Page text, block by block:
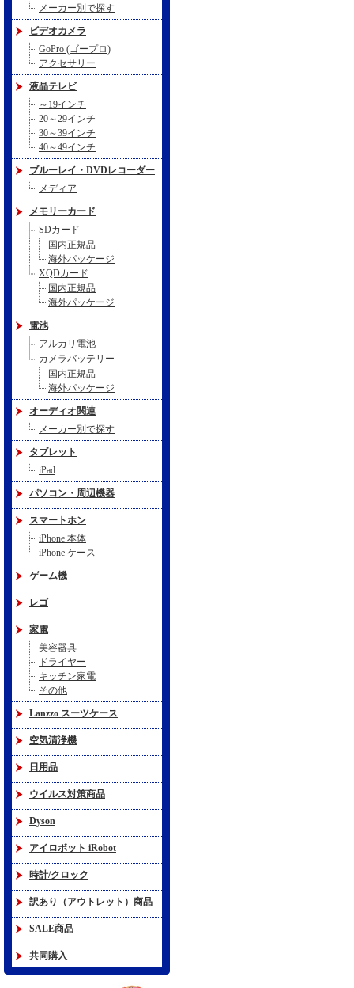
メーカー別で探す
ビデオカメラ
GoPro (ゴープロ)
アクセサリー
液晶テレビ
～19インチ
20～29インチ
30～39インチ
40～49インチ
ブルーレイ・DVDレコーダー
メディア
メモリーカード
SDカード
国内正規品
海外パッケージ
XQDカード
国内正規品
海外パッケージ
電池
アルカリ電池
カメラバッテリー
国内正規品
海外パッケージ
オーディオ関連
メーカー別で探す
タブレット
iPad
パソコン・周辺機器
スマートホン
iPhone 本体
iPhone ケース
ゲーム機
レゴ
家電
美容器具
ドライヤー
キッチン家電
その他
Lanzzo スーツケース
空気清浄機
日用品
ウイルス対策商品
Dyson
アイロボット iRobot
時計/クロック
訳あり（アウトレット）商品
SALE商品
共同購入